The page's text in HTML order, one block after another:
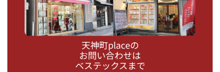
天神町placeの
お問い合わせは
ベステックスまで